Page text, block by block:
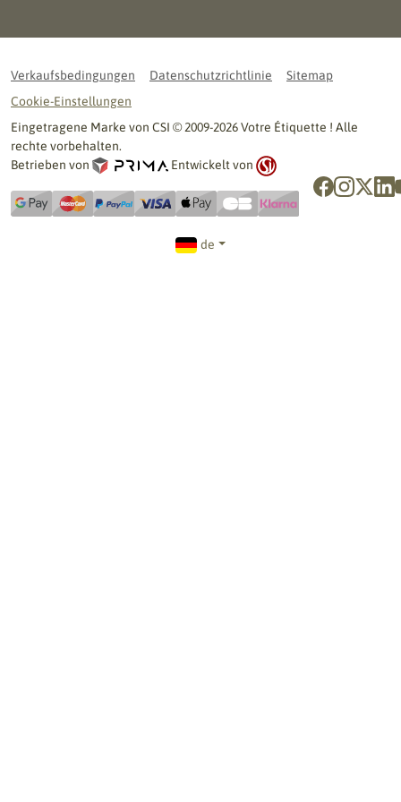
Verkaufsbedingungen Datenschutzrichtlinie
Sitemap
Cookie-Einstellungen
Eingetragene Marke von CSI © 2009-2026 Votre Étiquette ! Alle
rechte vorbehalten.
Betrieben von
Entwickelt von
de